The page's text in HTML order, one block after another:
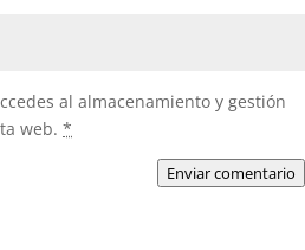
al almacenamiento y gestión
web. *
Enviar comentario